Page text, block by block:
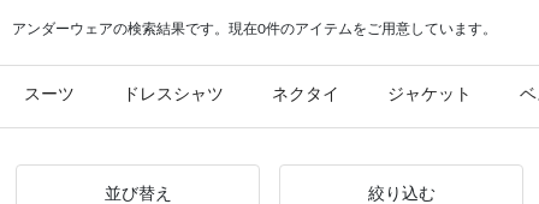
アンダーウェアの検索結果です。現在0件のアイテムをご用意しています。
スーツ ドレスシャツ ネクタイ ジャケット
並び替え 絞り込む